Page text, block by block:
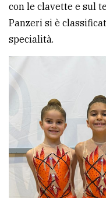
con le clavette e sul
Panzeri si è
specialità.